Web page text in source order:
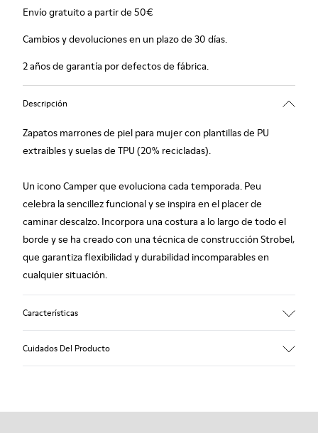
Envío gratuito a partir de 50€
Cambios y devoluciones en un plazo de 30 días.
2 años de garantía por defectos de fábrica.
Descripción
Zapatos marrones de piel para mujer con plantillas de PU
extraíbles y suelas de TPU (20% recicladas).
Un icono Camper que evoluciona cada temporada. Peu
celebra la sencillez funcional y se inspira en el placer de
caminar descalzo. Incorpora una costura a lo largo de todo el
borde y se ha creado con una técnica de construcción Strobel,
que garantiza flexibilidad y durabilidad incomparables en
cualquier situación.
Características
Cuidados Del Producto
Nuestros zapatos se han fabricado con materiales de primera